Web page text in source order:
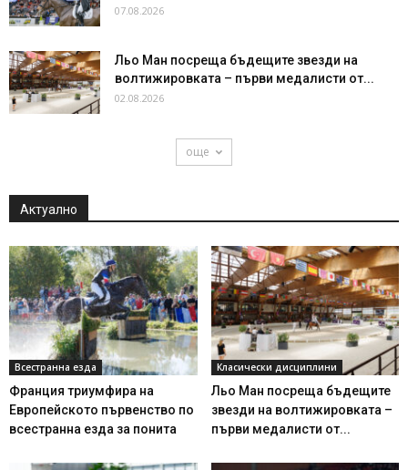
07.08.2026
Льо Ман посреща бъдещите звезди на
волтижировката – първи медалисти от...
02.08.2026
още
Актуално
Всестранна езда
Франция триумфира на
Европейското първенство по
всестранна езда за понита
Класически дисциплини
Льо Ман посреща бъдещите
звезди на волтижировката –
първи медалисти от...